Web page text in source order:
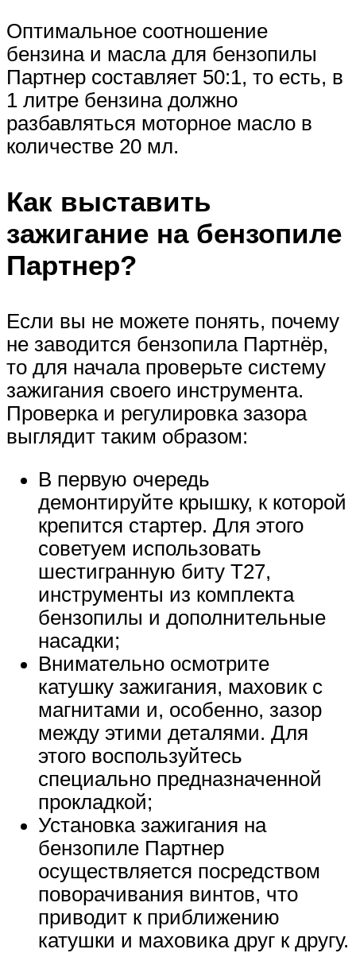
Оптимальное соотношение
бензина и масла для бензопилы
Партнер составляет 50:1, то есть, в
1 литре бензина должно
разбавляться моторное масло в
количестве 20 мл.
Как выставить
зажигание на бензопиле
Партнер?
Если вы не можете понять, почему
не заводится бензопила Партнёр,
то для начала проверьте систему
зажигания своего инструмента.
Проверка и регулировка зазора
выглядит таким образом:
В первую очередь
демонтируйте крышку, к которой
крепится стартер. Для этого
советуем использовать
шестигранную биту Т27,
инструменты из комплекта
бензопилы и дополнительные
насадки;
Внимательно осмотрите
катушку зажигания, маховик с
магнитами и, особенно, зазор
между этими деталями. Для
этого воспользуйтесь
специально предназначенной
прокладкой;
Установка зажигания на
бензопиле Партнер
осуществляется посредством
поворачивания винтов, что
приводит к приближению
катушки и маховика друг к другу.